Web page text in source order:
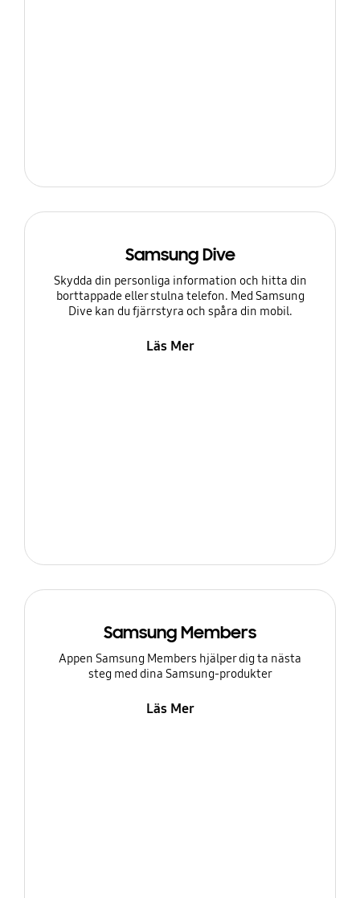
Samsung Dive
Skydda din personliga information och hitta din
borttappade eller stulna telefon. Med Samsung
Dive kan du fjärrstyra och spåra din mobil.
Läs Mer
Samsung Members
Appen Samsung Members hjälper dig ta nästa
steg med dina Samsung-produkter
Läs Mer